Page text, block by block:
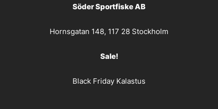
Söder Sportfiske AB
Hornsgatan 148, 117 28 Stockholm
Sale!
Black Friday Kalastus